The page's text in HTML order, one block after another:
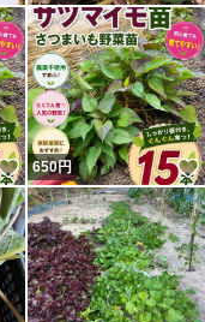
いいね！
650円